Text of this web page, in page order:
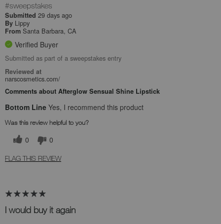
#sweepstakes
Submitted 29 days ago
By Lippy
From Santa Barbara, CA
Verified Buyer
Submitted as part of a sweepstakes entry
Reviewed at
narscosmetics.com/
Comments about Afterglow Sensual Shine Lipstick
Bottom Line Yes, I recommend this product
Was this review helpful to you?
0 0
FLAG THIS REVIEW
I would buy it again